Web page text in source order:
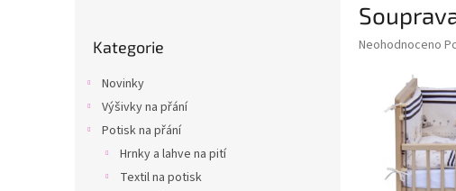
kategorie
Kategorie
Novinky
Výšivky na přání
Potisk na přání
Hrnky a lahve na pití
Textil na potisk
Průměrné
produktu
hvězdiček.
Neohodnoceno